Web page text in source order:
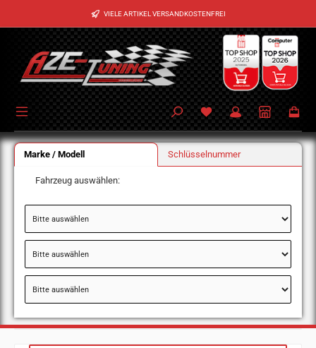
Zum Hauptinhalt springen VIELE ARTIKEL VERSANDKOSTENFREI
Marke / Modell Schlüsselnummer
Fahrzeug auswählen: